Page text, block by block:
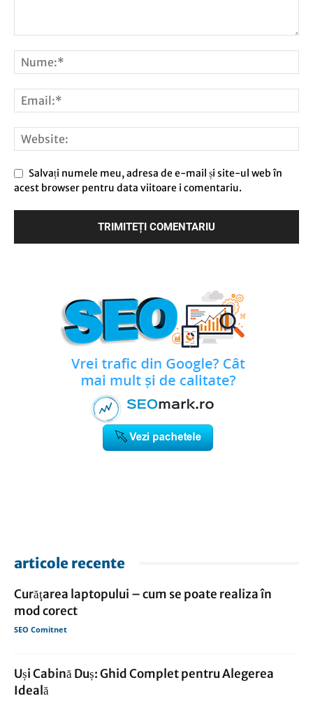
Salvați numele meu, adresa de e-mail și site-ul web în
acest browser pentru data viitoare i comentariu.
articole recente
Curăţarea laptopului – cum se poate realiza în
mod corect
SEO Comitnet
Uși Cabină Duș: Ghid Complet pentru Alegerea
Ideală